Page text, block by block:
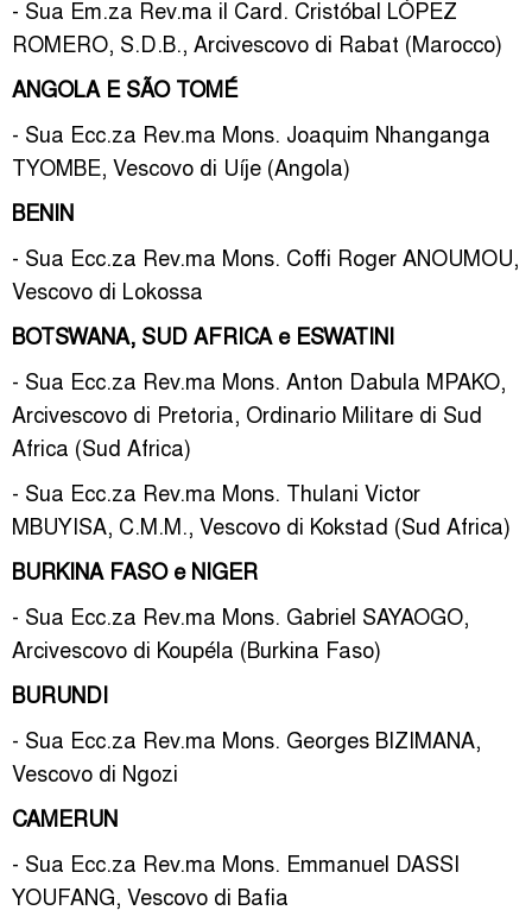
- Sua Em.za Rev.ma il Card. Cristóbal LÓPEZ
ROMERO, S.D.B., Arcivescovo di Rabat (Marocco)
ANGOLA E SÃO TOMÉ
- Sua Ecc.za Rev.ma Mons. Joaquim Nhanganga
TYOMBE, Vescovo di Uíje (Angola)
BENIN
- Sua Ecc.za Rev.ma Mons. Coffi Roger ANOUMOU,
Vescovo di Lokossa
BOTSWANA, SUD AFRICA e ESWATINI
- Sua Ecc.za Rev.ma Mons. Anton Dabula MPAKO,
Arcivescovo di Pretoria, Ordinario Militare di Sud
Africa (Sud Africa)
- Sua Ecc.za Rev.ma Mons. Thulani Victor
MBUYISA, C.M.M., Vescovo di Kokstad (Sud Africa)
BURKINA FASO e NIGER
- Sua Ecc.za Rev.ma Mons. Gabriel SAYAOGO,
Arcivescovo di Koupéla (Burkina Faso)
BURUNDI
- Sua Ecc.za Rev.ma Mons. Georges BIZIMANA,
Vescovo di Ngozi
CAMERUN
- Sua Ecc.za Rev.ma Mons. Emmanuel DASSI
YOUFANG, Vescovo di Bafia